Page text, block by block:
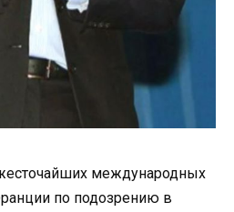
международных
по подозрению в